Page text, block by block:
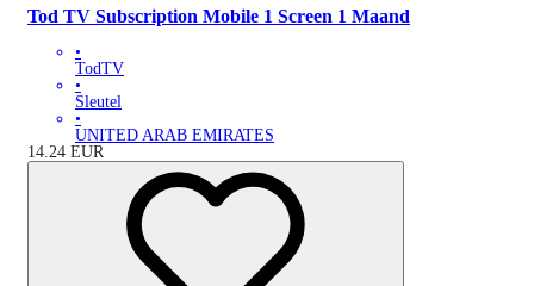
Tod TV Subscription Mobile 1 Screen 1 Maand
•
TodTV
•
Sleutel
•
UNITED ARAB EMIRATES
14.24 EUR